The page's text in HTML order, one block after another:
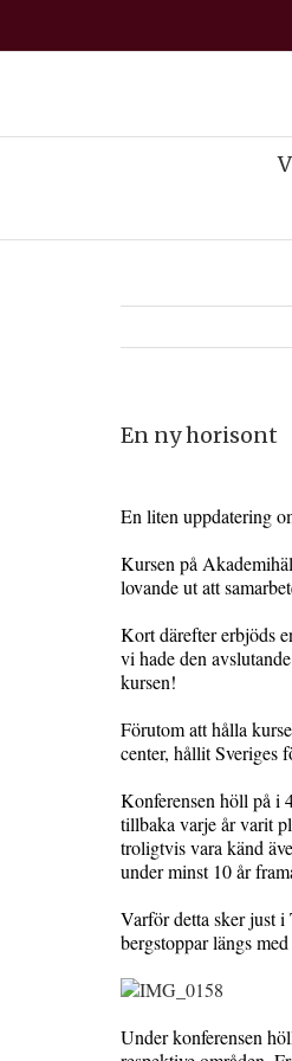
En ny horisont
En liten uppdatering
Kursen på
lovande ut att
Kort därefter erbjöds
vi hade den
kursen!
Förutom att hålla
center, hållit Sveriges
Konferensen höll på i
tillbaka varje år varit
troligtvis vara känd
under minst 10 år
Varför detta sker just i
bergstoppar längs
Under konferensen